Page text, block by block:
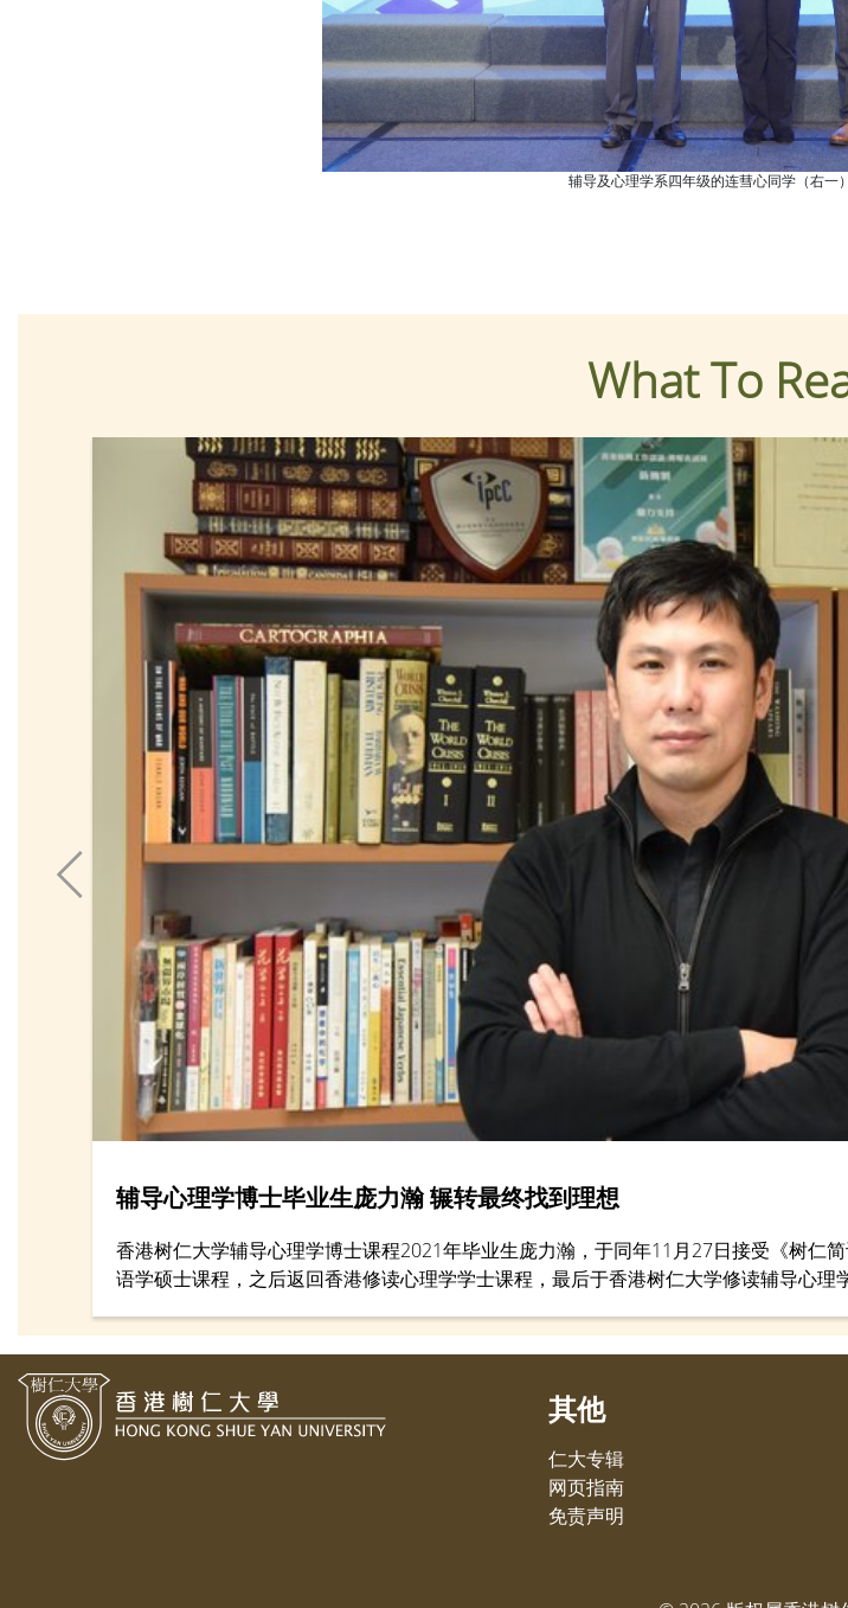
辅导及心理学系四年级的连彗心同学（右一
What To
辅导心理学博士毕业生庞力瀚 辗转最终找到理想
香港树仁大学辅导心理学博士课程2021年毕业生庞力瀚，于同年11月27日接受《树仁
语学硕士课程，之后返回香港修读心理学学士课程，最后于香港树仁大学修读辅导心理
其他
仁大专辑
网页指南
免责声明